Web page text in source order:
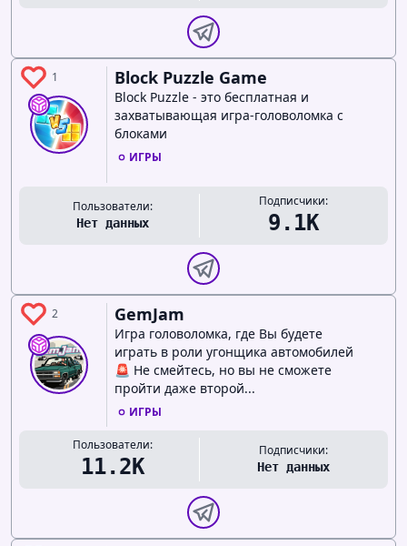
1 Block Puzzle Game
Block Puzzle - это бесплатная и
захватывающая игра-головоломка с
блоками
ИГРЫ
Пользователи:
Нет данных
Подписчики:
9.1K
2 GemJam
Игра головоломка, где Вы будете
играть в роли угонщика автомобилей
🚨 Не смейтесь, но вы не сможете
пройти даже второй...
ИГРЫ
Пользователи:
11.2K
Подписчики:
Нет данных